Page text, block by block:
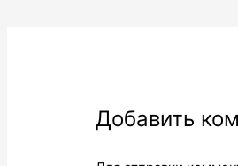
Добавить